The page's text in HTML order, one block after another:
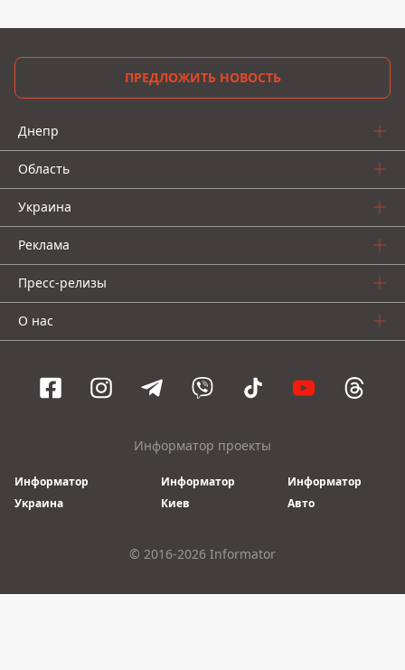
ПРЕДЛОЖИТЬ НОВОСТЬ
Днепр
Область
Украина
Реклама
Пресс-релизы
О нас
Информатор проекты
Информатор
Украина
Информатор
Киев
Информатор
Авто
© 2016-2026 Informator